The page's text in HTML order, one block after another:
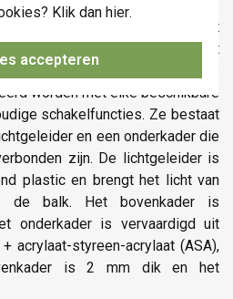
Klik dan hier.
accepteren
Niko Rocker afdekplaat klikt
die horizontaal naast
centerafstand van 71 mm. De
worden met elke beschikbare
schakelfuncties. Ze bestaat
en een onderkader die
zijn. De lichtgeleider is
plastic en brengt het licht van
de balk. Het bovenkader is
onderkader is vervaardigd uit
acrylaat-styreen-acrylaat (ASA),
is 2 mm dik en het